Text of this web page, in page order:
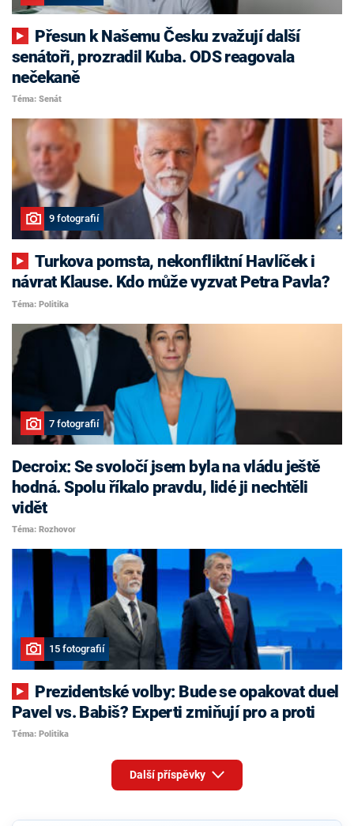
senátoři, prozradil Kuba. ODS reagovala
nečekaně
Téma: Senát
9 fotografií
Turkova pomsta, nekonfliktní Havlíček i
návrat Klause. Kdo může vyzvat Petra Pavla?
Téma: Politika
7 fotografií
Decroix: Se svoločí jsem byla na vládu ještě
hodná. Spolu říkalo pravdu, lidé ji nechtěli
vidět
Téma: Rozhovor
15 fotografií
Pavel vs. Babiš? Experti zmiňují pro a proti
Téma: Politika
Další příspěvky